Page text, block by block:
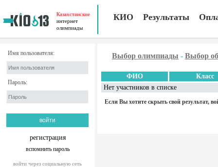
Казахстанские
интернет
олимпиады
КИО Результаты
Имя пользователя:
Пароль:
регистрация
вспомнить пароль
войти через социальную сеть
Выбор олимпиады - Выбор
ФИО
Класс
Нет участников в списке
Если Вы хотите скрыть свой результат,